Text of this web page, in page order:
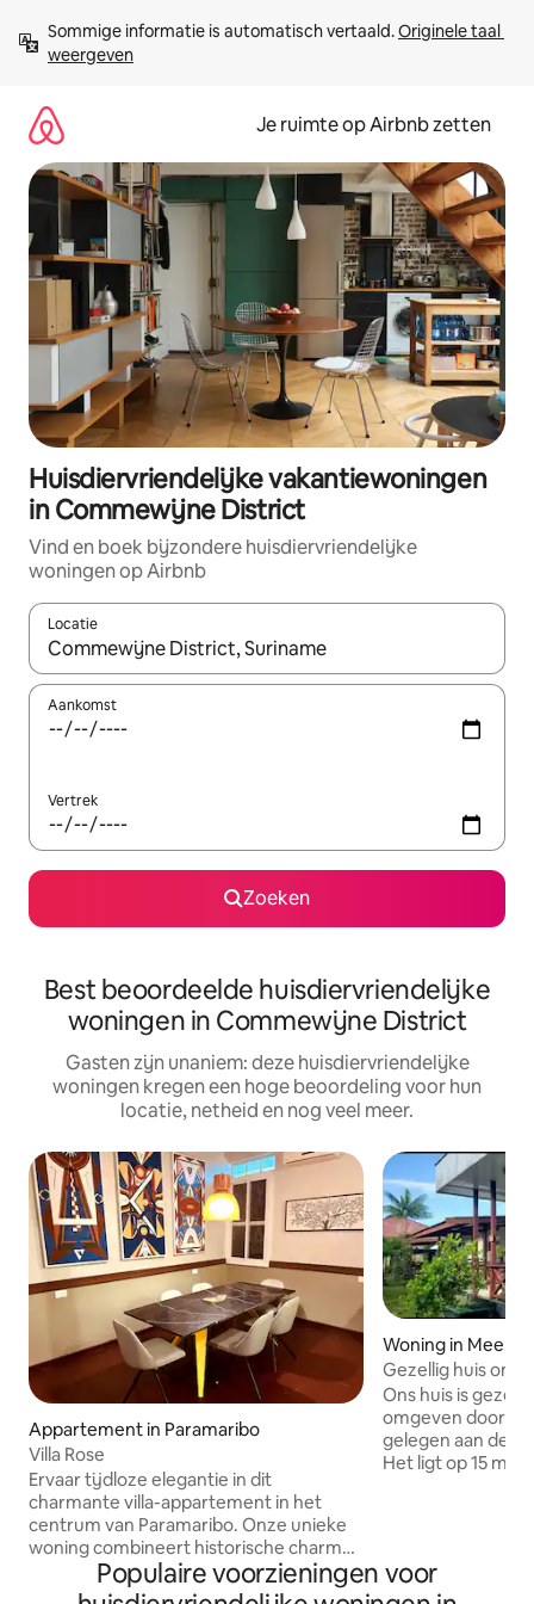
direct
naar
Sommige informatie is automatisch vertaald. Originele taal
weergeven
Je ruimte op Airbnb zetten
Huisdiervriendelijke vakantiewoningen
in Commewijne District
Vind en boek bijzondere huisdiervriendelijke
woningen op Airbnb
Locatie
Wanneer er suggesties beschikbaar zijn, maak je een keuze
Aankomst
Vertrek
Zoeken
Best beoordeelde huisdiervriendelijke
woningen in Commewijne District
Gasten zijn unaniem: deze huisdiervriendelijke
woningen kregen een hoge beoordeling voor hun
locatie, netheid en nog veel meer.
Appartement in Paramaribo
Villa Rose
Ervaar tijdloze elegantie in dit
charmante villa-appartement in het
centrum van Paramaribo. Onze unieke
woning combineert historische charme
met moderne gemakken. Hoge
plafonds, hardhouten vloeren en houten
Woning in
Gezellig huis
Ons huis is
omgeven door
gelegen aan de
Het ligt op 15
zit een
de straat. Je
Populaire voorzieningen voor